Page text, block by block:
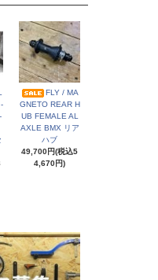
FLY / MA
GNETO REAR H
UB FEMALE AL
AXLE BMX リア
ハブ
49,700円(税込5
4,670円)